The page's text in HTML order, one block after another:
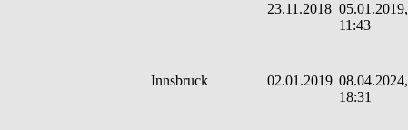
23.11.2018 05.01.2019,
11:43
Innsbruck 02.01.2019 08.04.2024,
18:31